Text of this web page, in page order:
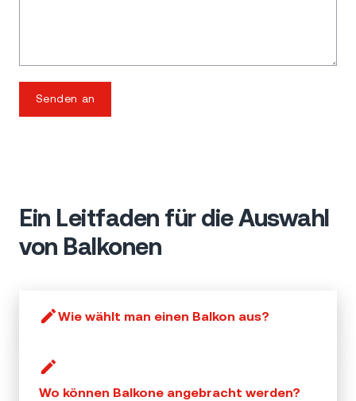
Senden an
Ein Leitfaden für die Auswahl
von Balkonen
Wie wählt man einen Balkon aus?
Wo können Balkone angebracht werden?